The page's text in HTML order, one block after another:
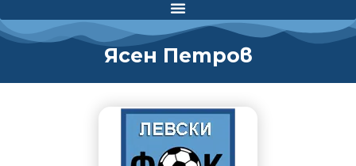
Ясен Петров